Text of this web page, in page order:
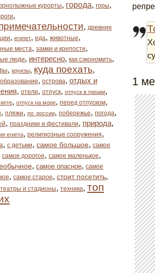
курорты, города, горы,
,
, древние
, египет, еда, животные,
места, замки и крепости,
люди, интересно, как сэкономить,
, круизы, куда поехать,
образование, острова, отдых и
, отели, отпуск, отпуск в греции,
, отпуск на море, перед отпуском,
, пляжи, по_россии, побережье, погода,
, праздники и фестивали, природа,
египта, религиозные сооружения,
, с детьми, самое большое, самое
самое дорогое, самое маленькое,
, самое опасное, самое
, самое старое, стоит посетить,
театры и стадионы, техника, топ
1